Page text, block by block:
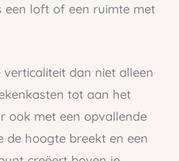
een loft of een ruimte met
verticaliteit dan niet alleen
tot aan het
ook met een opvallende
de hoogte breekt en een